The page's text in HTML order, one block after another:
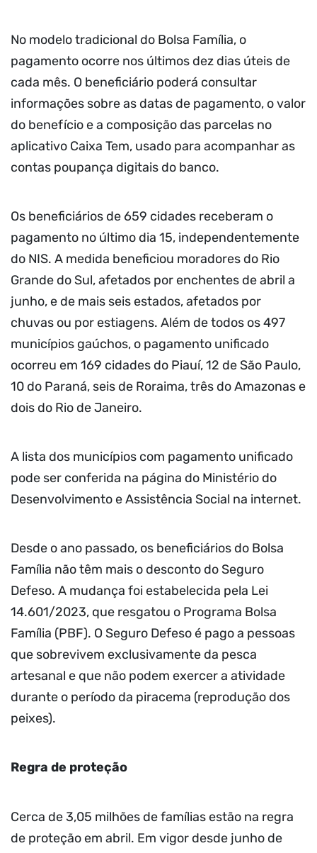
No modelo tradicional do Bolsa Família, o
pagamento ocorre nos últimos dez dias úteis de
cada mês. O beneficiário poderá consultar
informações sobre as datas de pagamento, o valor
do benefício e a composição das parcelas no
aplicativo Caixa Tem, usado para acompanhar as
contas poupança digitais do banco.
Os beneficiários de 659 cidades receberam o
pagamento no último dia 15, independentemente
do NIS. A medida beneficiou moradores do Rio
Grande do Sul, afetados por enchentes de abril a
junho, e de mais seis estados, afetados por
chuvas ou por estiagens. Além de todos os 497
municípios gaúchos, o pagamento unificado
ocorreu em 169 cidades do Piauí, 12 de São Paulo,
10 do Paraná, seis de Roraima, três do Amazonas e
dois do Rio de Janeiro.
A lista dos municípios com pagamento unificado
pode ser conferida na página do Ministério do
Desenvolvimento e Assistência Social na internet.
Desde o ano passado, os beneficiários do Bolsa
Família não têm mais o desconto do Seguro
Defeso. A mudança foi estabelecida pela Lei
14.601/2023, que resgatou o Programa Bolsa
Família (PBF). O Seguro Defeso é pago a pessoas
que sobrevivem exclusivamente da pesca
artesanal e que não podem exercer a atividade
durante o período da piracema (reprodução dos
peixes).
Regra de proteção
Cerca de 3,05 milhões de famílias estão na regra
de proteção em abril. Em vigor desde junho de